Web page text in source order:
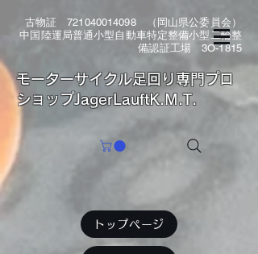
古物証 721040014098（岡山県公委員会）
中国陸運局普通小型自動車特定整備小型二輪整
備認証工場 3O-1815
​モーターサイクル足回り専門プロ
ショップJagerLauftK.M.T.
トップページ